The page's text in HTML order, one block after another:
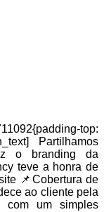
top:
Partilhamos
o branding da
teve a honra de
📌Cobertura de
ao cliente pela
com um simples